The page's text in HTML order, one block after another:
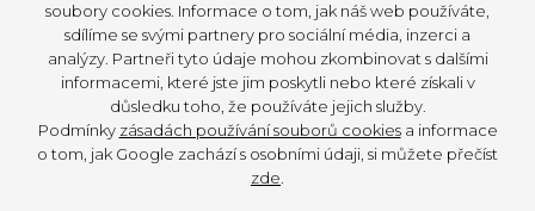
Cvičební programy
Koncept klubu
Strategie k dosažení konkrétních výsledků
Stroje a vybavení, které dokáží uspokojit i ty
soubory cookies. Informace o tom, jak náš web používáte,
sdílíme se svými partnery pro sociální média, inzerci a
analýzy. Partneři tyto údaje mohou zkombinovat s dalšími
informacemi, které jste jim poskytli nebo které získali v
důsledku toho, že používáte jejich služby.
Podmínky zásadách používání souborů cookiesa informace
o tom, jak Google zachází s osobními údaji, si můžete přečíst
zde.